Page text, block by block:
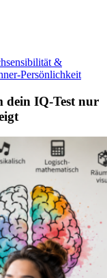
&
Persönlichkeit
dein IQ-Test nur